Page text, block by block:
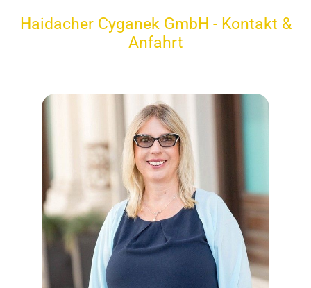
Haidacher Cyganek GmbH - Kontakt &
Anfahrt